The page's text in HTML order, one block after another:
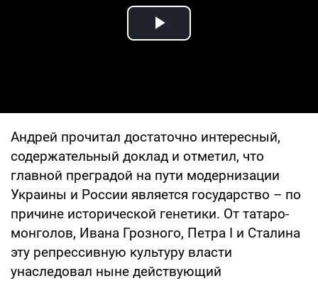
Play Video
Андрей прочитал достаточно интересный,
содержательный доклад и отметил, что
главной преградой на пути модернизации
Украины и России является государство – по
причине исторической генетики. От татаро-
монголов, Ивана Грозного, Петра I и Сталина
эту репрессивную культуру власти
унаследовал ныне действующий